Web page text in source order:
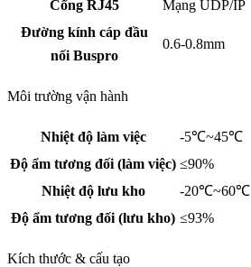
Cổng RJ45
Mạng UDP/IP
Đường kính cáp đầu
nối Buspro
0.6-0.8mm
Môi trường vận hành
Nhiệt độ làm việc
-5℃~45℃
Độ ẩm tương đối (làm việc) ≤90%
Nhiệt độ lưu kho
-20℃~60℃
Độ ẩm tương đối (lưu kho) ≤93%
Kích thước & cấu tạo